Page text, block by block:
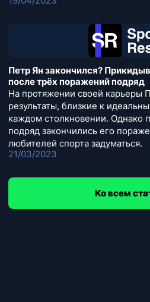
Петр Ян закончился?
после трёх поражений подряд
На протяжении своей карьеры
результаты, близкие к
каждом столкновении. Однако
подряд закончились его
любителей спорта задуматься.
21/03/2023
Ко всем